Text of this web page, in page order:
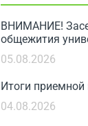
ВНИМАНИЕ!
общежития
05.08.2026
Итоги
04.08.2026